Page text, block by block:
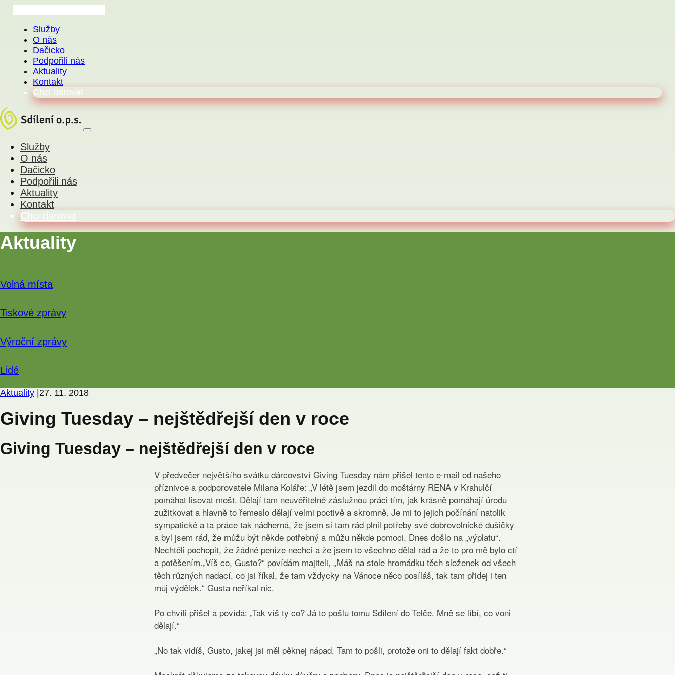
Služby
O nás
Dačicko
Podpořili nás
Aktuality
Kontakt
Chci darovat
Služby
O nás
Dačicko
Podpořili nás
Aktuality
Kontakt
Chci darovat
Aktuality
Volná místa
Tiskové zprávy
Výroční zprávy
Lidé
Aktuality 27. 11. 2018
Giving Tuesday – nejštědřejší den v roce
Giving Tuesday – nejštědřejší den v roce
V předvečer největšího svátku dárcovství Giving Tuesday nám přišel tento e-mail od našeho
příznivce a podporovatele Milana Koláře: „V létě jsem jezdil do moštárny RENA v Krahulčí
pomáhat lisovat mošt. Dělají tam neuvěřitelně záslužnou práci tím, jak krásně pomáhají úrodu
zužitkovat a hlavně to řemeslo dělají velmi poctivě a skromně. Je mi to jejich počínání natolik
sympatické a ta práce tak nádherná, že jsem si tam rád plnil potřeby své dobrovolnické dušičky
a byl jsem rád, že můžu být někde potřebný a můžu někde pomoci. Dnes došlo na „výplatu“.
Nechtěli pochopit, že žádné peníze nechci a že jsem to všechno dělal rád a že to pro mě bylo ctí
a potěšením.„Víš co, Gusto?“ povídám majiteli, „Máš na stole hromádku těch složenek od všech
těch různých nadací, co jsi říkal, že tam vždycky na Vánoce něco posíláš, tak tam přidej i ten
můj výdělek.“ Gusta neříkal nic.
Po chvíli přišel a povídá: „Tak víš ty co? Já to pošlu tomu Sdílení do Telče. Mně se líbí, co voni
dělají.“
„No tak vidíš, Gusto, jakej jsi měl pěknej nápad. Tam to pošli, protože oni to dělají fakt dobře.“